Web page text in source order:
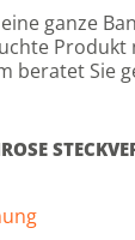
ganze
Produkt
beratet Sie